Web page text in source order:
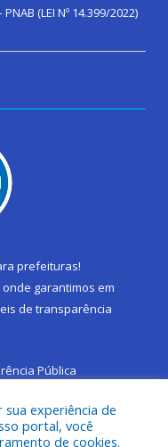
PNAB (LEI Nº 14.399/2022)
prefeituras!
garantimos em
de transparência
Pública
experiência de
portal, você
de cookies.